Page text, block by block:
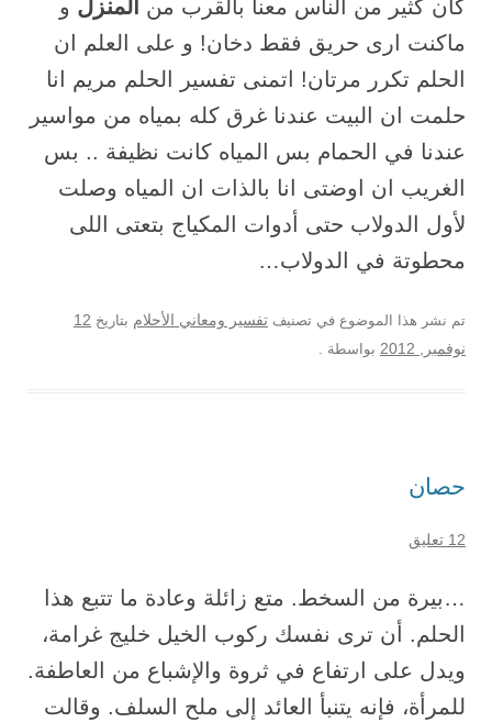
كان كثير من الناس معنا بالقرب من المنزل و
ماكنت ارى حريق فقط دخان! و على العلم ان
الحلم تكرر مرتان! اتمنى تفسير الحلم مريم انا
حلمت ان البيت عندنا غرق كله بمياه من مواسير
عندنا في الحمام بس المياه كانت نظيفة .. بس
الغريب ان اوضتى انا بالذات ان المياه وصلت
لأول الدولاب حتى أدوات المكياج بتعتى اللى
محطوتة في الدولاب…
تم نشر هذا الموضوع في تصنيف تفسير ومعاني الأحلام بتاريخ 12
نوفمبر, 2012
بواسطة .
حصان
12 تعليق
…بيرة من السخط. متع زائلة وعادة ما تتبع هذا
الحلم. أن ترى نفسك ركوب الخيل خليج غرامة،
ويدل على ارتفاع في ثروة والإشباع من العاطفة.
للمرأة، فإنه يتنبأ العائد إلى ملح السلف. وقالت